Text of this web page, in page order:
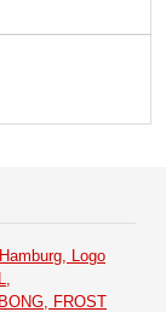
Logo
FROST